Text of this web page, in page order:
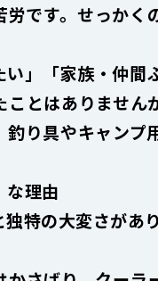
です。せっか
い」「家族・仲
ことはありませ
釣り具やキャン
な理由
特の大変さがあ